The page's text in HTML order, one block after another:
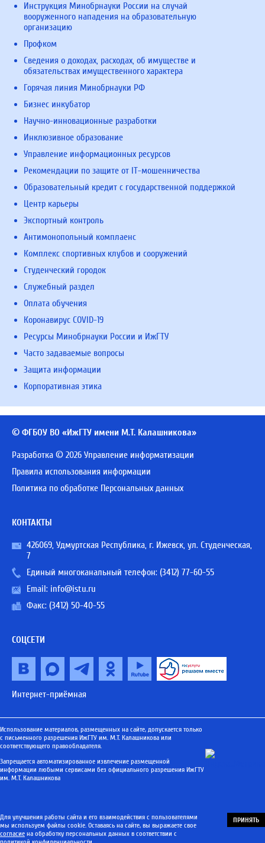
Инструкция Минобрнауки России на случай
вооруженного нападения на образовательную
организацию
Профком
Сведения о доходах, расходах, об имуществе и
обязательствах имущественного характера
Горячая линия Минобрнауки РФ
Бизнес инкубатор
Научно-инновационные разработки
Инклюзивное образование
Управление информационных ресурсов
Рекомендации по защите от IT-мошенничества
Образовательный кредит с государственной поддержкой
Центр карьеры
Экспортный контроль
Антимонопольный комплаенс
Комплекс спортивных клубов и сооружений
Студенческий городок
Служебный раздел
Оплата обучения
Коронавирус COVID-19
Ресурсы Минобрнауки России и ИжГТУ
Часто задаваемые вопросы
Защита информации
Корпоративная этика
© ФГБОУ ВО «ИжГТУ имени М.Т. Калашникова»
Разработка © 2026 Управление информатизации
Правила использования информации
Политика по обработке Персональных данных
КОНТАКТЫ
426069, Удмуртская Республика, г. Ижевск, ул. Студенческая,
7
Единый многоканальный телефон: (3412) 77-60-55
Email: info@istu.ru
Факс: (3412) 50-40-55
СОЦСЕТИ
Интернет-приёмная
Использование материалов, размещенных на сайте, допускается только
с письменного разрешения ИжГТУ им. М.Т. Калашникова или
соответствующего правообладателя.
Запрещается автоматизированное извлечение размещенной
информации любыми сервисами без официального разрешения ИжГТУ
им. М.Т. Калашникова
Для улучшения работы сайта и его взаимодействия с пользователями
мы используем файлы cookie. Оставаясь на сайте, вы выражаете свое
согласие на обработку персональных данных в соответствии с
ПРИНЯТЬ